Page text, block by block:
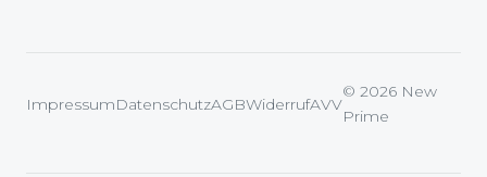
ImpressumDatenschutzAGBWiderrufAVV
© 2026 New
Prime